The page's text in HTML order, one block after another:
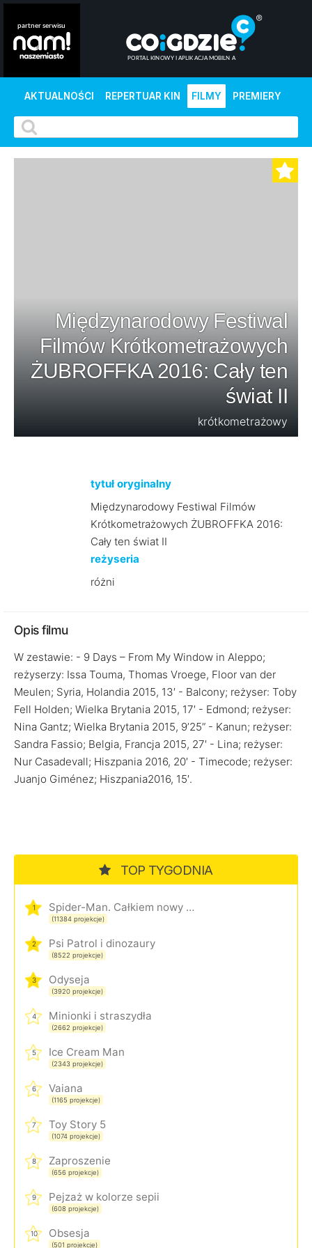
AKTUALNOŚCI REPERTUAR KIN FILMY PREMIERY
Międzynarodowy Festiwal
Filmów Krótkometrażowych
ŻUBROFFKA 2016: Cały ten
świat II
krótkometrażowy
tytuł oryginalny
Międzynarodowy Festiwal Filmów
Krótkometrażowych ŻUBROFFKA 2016:
Cały ten świat II
reżyseria
różni
Opis filmu
W zestawie: - 9 Days – From My Window in Aleppo;
reżyserzy: Issa Touma, Thomas Vroege, Floor van der
Meulen; Syria, Holandia 2015, 13′ - Balcony; reżyser: Toby
Fell Holden; Wielka Brytania 2015, 17′ - Edmond; reżyser:
Nina Gantz; Wielka Brytania 2015, 9’25” - Kanun; reżyser:
Sandra Fassio; Belgia, Francja 2015, 27′ - Lina; reżyser:
Nur Casadevall; Hiszpania 2016, 20′ - Timecode; reżyser:
Juanjo Giménez; Hiszpania2016, 15′.
TOP TYGODNIA
1 Spider-Man. Całkiem nowy dzień
(11384 projekcje)
2 Psi Patrol i dinozaury
(8522 projekcje)
3 Odyseja
(3920 projekcje)
4 Minionki i straszydła
(2662 projekcje)
5 Ice Cream Man
(2343 projekcje)
6 Vaiana
(1165 projekcje)
7 Toy Story 5
(1074 projekcje)
8 Zaproszenie
(656 projekcje)
9 Pejzaż w kolorze sepii
(608 projekcje)
10 Obsesja
(501 projekcje)